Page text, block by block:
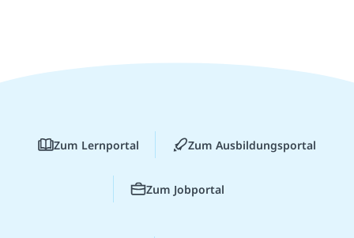
Zum Lernportal Zum Ausbildungsportal
Zum Jobportal